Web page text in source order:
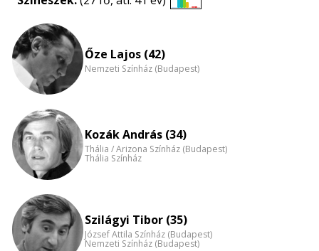
Őze Lajos (42)
Nemzeti Színház (Budapest)
Kozák András (34)
Thália / Arizona Színház (Budapest)
Thália Színház
Szilágyi Tibor (35)
József Attila Színház (Budapest)
Nemzeti Színház (Budapest)